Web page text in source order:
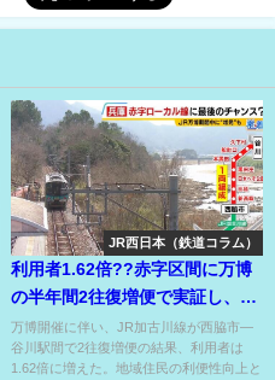
JR西日本（鉄道コラム）
利用者1.62倍??赤字区間に万博
の半年間2往復増便で実証し、増
便効果あり⁉
万博開催に伴い、JR加古川線が西脇市―
谷川駅間で2往復増便の結果、利用者は
1.62倍に増えた。地域住民の利便性向上と